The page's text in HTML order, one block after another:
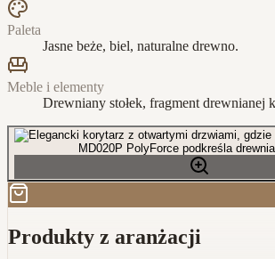
Paleta
Jasne beże, biel, naturalne drewno.
Meble i elementy
Drewniany stołek, fragment drewnianej
Produkty z aranżacji